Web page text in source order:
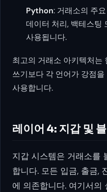
Python: 거래소의 주
데이터 처리, 백테스팅
사용됩니다.
최고의 거래소 아키텍처는
쓰기보다 각 언어가 강점
사용합니다.
레이어 4: 지갑 및
지갑 시스템은 거래소를
합니다. 모든 입금, 출금,
에 의존합니다. 여기서의